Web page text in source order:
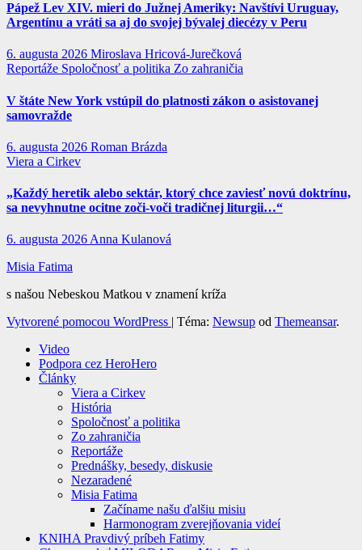
Pápež Lev XIV. mieri do Južnej Ameriky: Navštívi Uruguay,
Argentínu a vráti sa aj do svojej bývalej diecézy v Peru
6. augusta 2026 Miroslava Hricová-Jurečková
Reportáže Spoločnosť a politika Zo zahraničia
V štáte New York vstúpil do platnosti zákon o asistovanej
samovražde
6. augusta 2026 Roman Brázda
Viera a Cirkev
„Každý heretik alebo sektár, ktorý chce zaviesť novú doktrínu,
sa nevyhnutne ocitne zoči-voči tradičnej liturgii…“
6. augusta 2026Anna Kulanová
Misia Fatima
s našou Nebeskou Matkou v znamení kríža
Vytvorené pomocou WordPress
Téma: Newsup od Themeansar.
Video
Podpora cez HeroHero
Články
Viera a Cirkev
História
Spoločnosť a politika
Zo zahraničia
Reportáže
Prednášky, besedy, diskusie
Nezaradené
Misia Fatima
Začíname našu ďalšiu misiu
Harmonogram zverejňovania videí
KNIHA Pravdivý príbeh Fatimy